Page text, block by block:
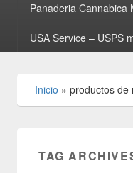
Panaderia Cannabica
USA Service – USPS
Inicio » productos de
TAG